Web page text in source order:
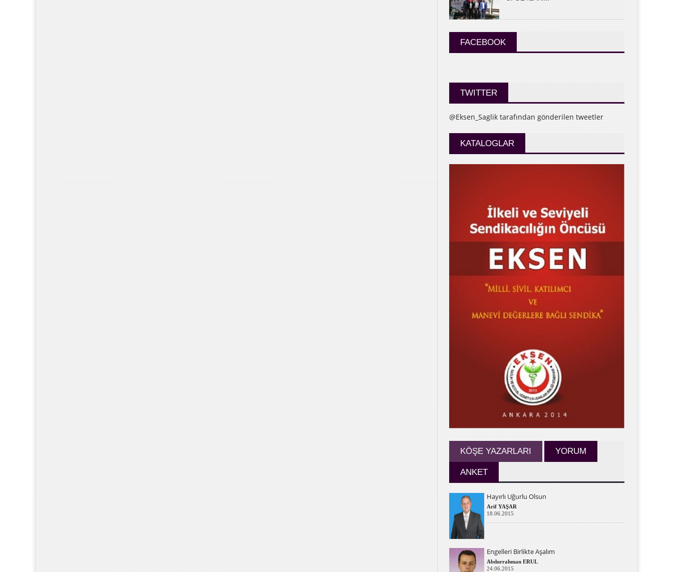
FACEBOOK
TWITTER
@Eksen_Saglik tarafından gönderilen tweetler
KATALOGLAR
KÖŞE YAZARLARI YORUM
ANKET
Hayırlı Uğurlu Olsun
Arif YAŞAR
18.06.2015
Engelleri Birlikte Aşalım
Abdurrahman ERUL
24.06.2015